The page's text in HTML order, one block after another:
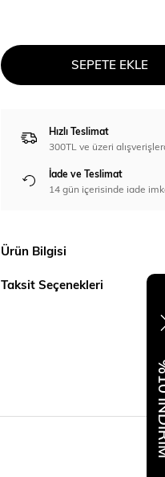
SEPETE EKLE
Hızlı Teslimat
300TL ve üzeri
İade ve Teslimat
14 gün içerisinde iade
Ürün Bilgisi
Taksit Seçenekleri